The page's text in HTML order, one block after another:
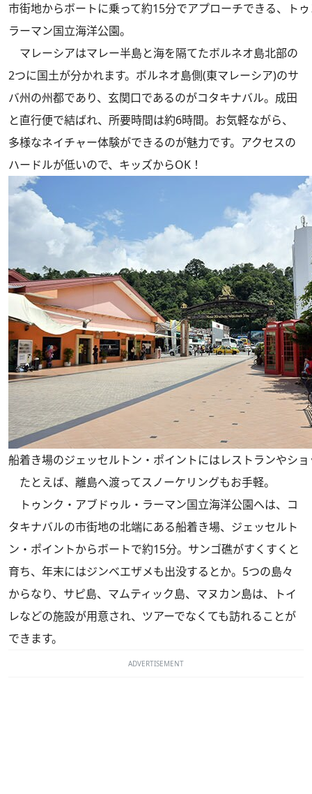
市街地からボートに乗って約15分でアプローチできる、ト
ラーマン国立海洋公園。
マレーシアはマレー半島と海を隔てたボルネオ島北部の
2つに国土が分かれます。ボルネオ島側(東マレーシア)のサ
バ州の州都であり、玄関口であるのがコタキナバル。成田
と直行便で結ばれ、所要時間は約6時間。お気軽ながら、
多様なネイチャー体験ができるのが魅力です。アクセスの
ハードルが低いので、キッズからOK！
船着き場のジェッセルトン・ポイントにはレストランやシ
たとえば、離島へ渡ってスノーケリングもお手軽。
トゥンク・アブドゥル・ラーマン国立海洋公園へは、コ
タキナバルの市街地の北端にある船着き場、ジェッセルト
ン・ポイントからボートで約15分。サンゴ礁がすくすくと
育ち、年末にはジンベエザメも出没するとか。5つの島々
からなり、サピ島、マムティック島、マヌカン島は、トイ
レなどの施設が用意され、ツアーでなくても訪れることが
できます。
ADVERTISEMENT